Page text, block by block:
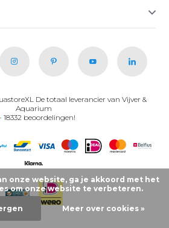
De totaal leverancier van Vijver &
Aquarium
18332 beoordelingen!
onze website, ga je akkoord met het
om onze website te verbeteren.
Meer over cookies »